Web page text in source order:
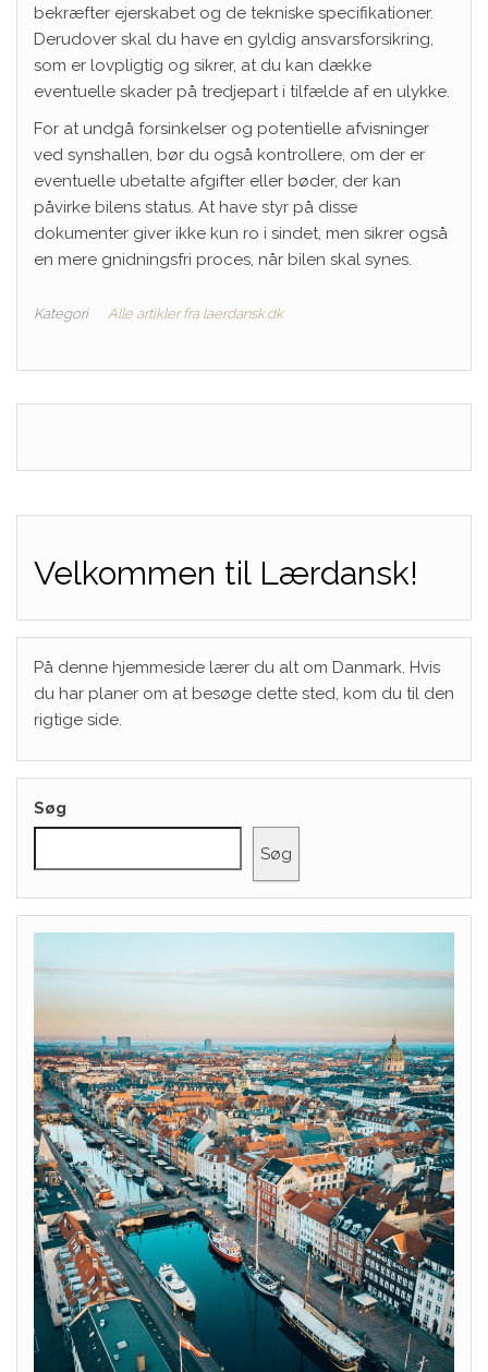
bekræfter ejerskabet og de tekniske specifikationer.
Derudover skal du have en gyldig ansvarsforsikring,
som er lovpligtig og sikrer, at du kan dække
eventuelle skader på tredjepart i tilfælde af en ulykke.
For at undgå forsinkelser og potentielle afvisninger
ved synshallen, bør du også kontrollere, om der er
eventuelle ubetalte afgifter eller bøder, der kan
påvirke bilens status. At have styr på disse
dokumenter giver ikke kun ro i sindet, men sikrer også
en mere gnidningsfri proces, når bilen skal synes.
Kategori Alle artikler fra laerdansk.dk
Velkommen til Lærdansk!
På denne hjemmeside lærer du alt om Danmark. Hvis
du har planer om at besøge dette sted, kom du til den
rigtige side.
Søg
Søg